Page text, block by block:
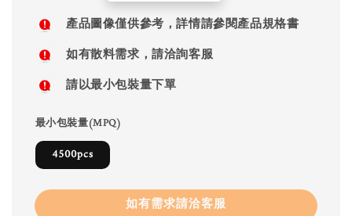
price產品圖像僅供參考，詳情請參閱產品規格書
如有散料需求，請洽詢客服
請以最小包裝量下單
最小包裝量(MPQ)
4500pcs
如有需求請洽客服